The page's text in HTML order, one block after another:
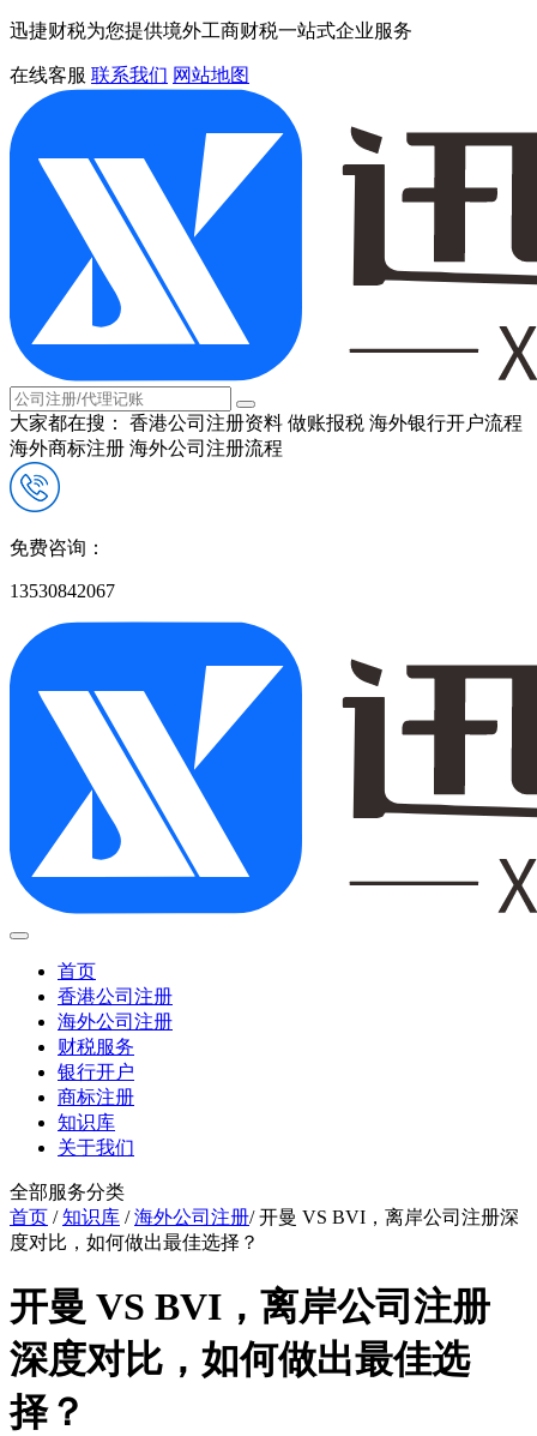
迅捷财税为您提供境外工商财税一站式企业服务
在线客服 联系我们 网站地图
大家都在搜： 香港公司注册资料 做账报税 海外银行开户流程
海外商标注册 海外公司注册流程
免费咨询：
13530842067
首页
香港公司注册
海外公司注册
财税服务
银行开户
商标注册
知识库
关于我们
全部服务分类
首页 /知识库 /海外公司注册/ 开曼 VS BVI，离岸公司注册深
度对比，如何做出最佳选择？
开曼 VS BVI，离岸公司注册
深度对比，如何做出最佳选
择？